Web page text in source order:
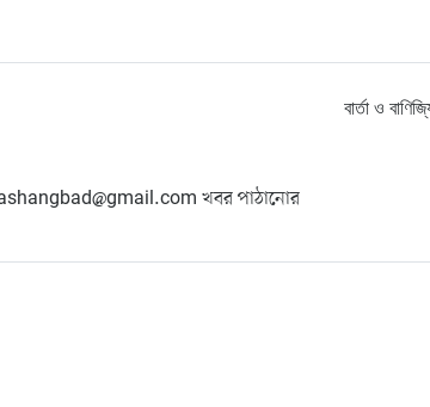
খবর পাঠানোর
বার্তা ও